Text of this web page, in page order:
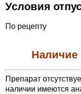
Условия
По рецепту
Наличие
Препарат
наличии имеются